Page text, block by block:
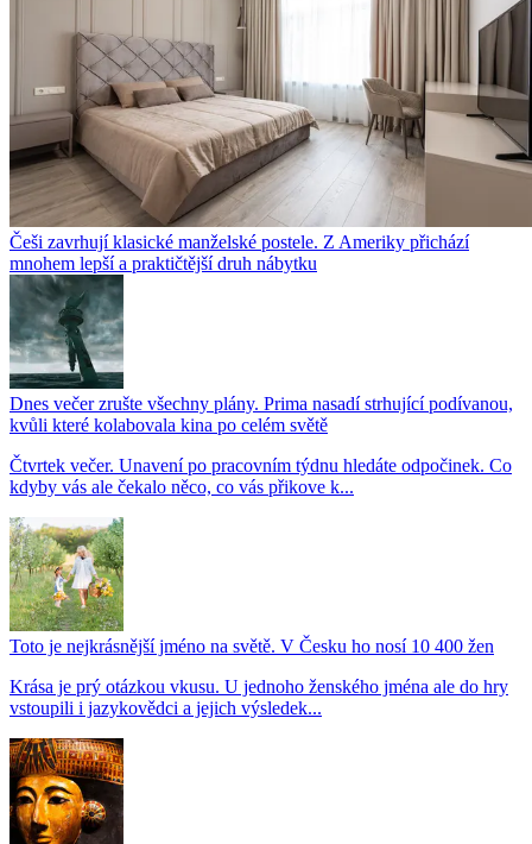
Češi zavrhují klasické manželské postele. Z Ameriky přichází
mnohem lepší a praktičtější druh nábytku
Dnes večer zrušte všechny plány. Prima nasadí strhující podívanou,
kvůli které kolabovala kina po celém světě
Čtvrtek večer. Unavení po pracovním týdnu hledáte odpočinek. Co
kdyby vás ale čekalo něco, co vás přikove k...
Toto je nejkrásnější jméno na světě. V Česku ho nosí 10 400 žen
Krása je prý otázkou vkusu. U jednoho ženského jména ale do hry
vstoupili i jazykovědci a jejich výsledek...